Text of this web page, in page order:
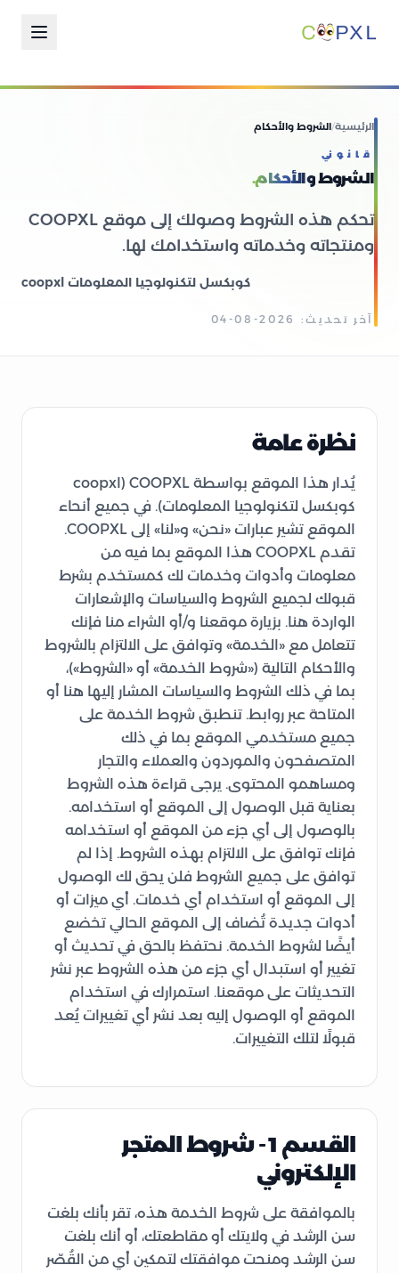
الرئيسية/الشروط والأحكام
قانوني
الشروطوالأحكام.
تحكم هذه الشروط وصولك إلى موقع COOPXL
ومنتجاته وخدماته واستخدامك لها.
coopxl كوبكسل لتكنولوجيا المعلومات
آخر تحديث: 2026-08-04
نظرة عامة
يُدار هذا الموقع بواسطة COOPXL (coopxl
كوبكسل لتكنولوجيا المعلومات). في جميع أنحاء
الموقع تشير عبارات «نحن» و«لنا» إلى COOPXL.
تقدم COOPXL هذا الموقع بما فيه من
معلومات وأدوات وخدمات لك كمستخدم بشرط
قبولك لجميع الشروط والسياسات والإشعارات
الواردة هنا. بزيارة موقعنا و/أو الشراء منا فإنك
تتعامل مع «الخدمة» وتوافق على الالتزام بالشروط
والأحكام التالية («شروط الخدمة» أو «الشروط»)،
بما في ذلك الشروط والسياسات المشار إليها هنا أو
المتاحة عبر روابط. تنطبق شروط الخدمة على
جميع مستخدمي الموقع بما في ذلك
المتصفحون والموردون والعملاء والتجار
ومساهمو المحتوى. يرجى قراءة هذه الشروط
بعناية قبل الوصول إلى الموقع أو استخدامه.
بالوصول إلى أي جزء من الموقع أو استخدامه
فإنك توافق على الالتزام بهذه الشروط. إذا لم
توافق على جميع الشروط فلن يحق لك الوصول
إلى الموقع أو استخدام أي خدمات. أي ميزات أو
أدوات جديدة تُضاف إلى الموقع الحالي تخضع
أيضًا لشروط الخدمة. نحتفظ بالحق في تحديث أو
تغيير أو استبدال أي جزء من هذه الشروط عبر نشر
التحديثات على موقعنا. استمرارك في استخدام
الموقع أو الوصول إليه بعد نشر أي تغييرات يُعد
قبولًا لتلك التغييرات.
القسم 1 - شروط المتجر
الإلكتروني
بالموافقة على شروط الخدمة هذه، تقر بأنك بلغت
سن الرشد في ولايتك أو مقاطعتك، أو أنك بلغت
سن الرشد ومنحت موافقتك لتمكين أي من القُصّر